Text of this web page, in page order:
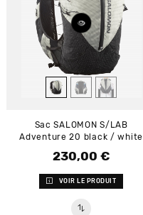
Sac SALOMON S/LAB
Adventure 20 black / white
Prix
230,00 €
VOIR LE PRODUIT